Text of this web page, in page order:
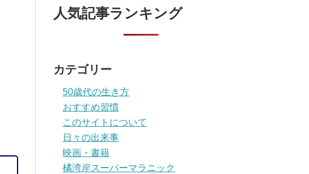
人気記事ランキング
カテゴリー
50歳代の生き方
おすすめ習慣
このサイトについて
日々の出来事
映画・書籍
橘湾岸スーパーマラニック